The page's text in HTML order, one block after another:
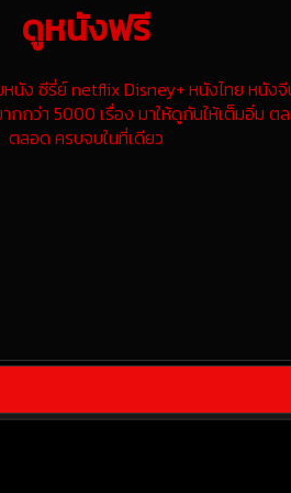
ดูหนังฟรี
นัง ซีรี่ย์ netflix Disney+ หนังไทย หนัง
กกว่า 5000 เรื่อง มาให้ดูกันให้เต็มอิ่ม
ตลอด ครบจบในที่เดียว